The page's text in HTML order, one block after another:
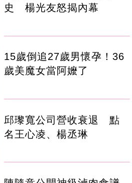
史 楊光友怒揭內幕
15歲倒追27歲男懷孕！36
歲美魔女當阿嬤了
邱瓈寬公司營收衰退 點
名王心凌、楊丞琳